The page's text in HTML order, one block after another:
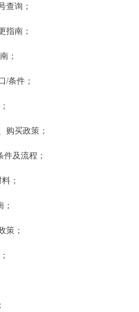
查询；
指南；
；
/条件；
购买政策；
件及流程；
；
策；